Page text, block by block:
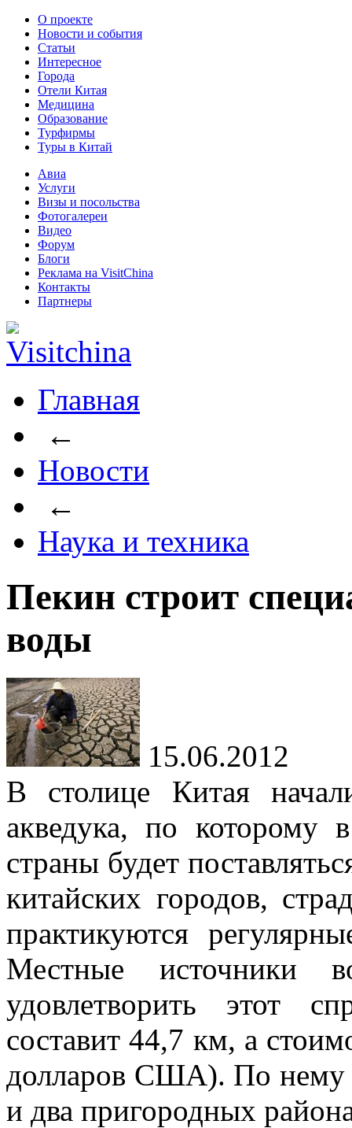
О проекте
Новости и события
Статьи
Интересное
Города
Отели Китая
Медицина
Образование
Турфирмы
Туры в Китай
Авиа
Услуги
Визы и посольства
Фотогалереи
Видео
Форум
Блоги
Реклама на VisitChina
Контакты
Партнеры
Главная
←
Новости
←
Наука и техника
Пекин строит
воды
15.06.2012
В столице Китая
акведука, по
страны будет
китайских городов,
практикуются
Местные источники
удовлетворить этот
составит 44,7 км, а
долларов США). По нему
и два пригородных